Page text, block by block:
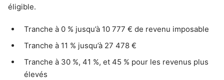
éligible.
Tranche à 0 % jusqu’à 10 777 € de revenu imposable
Tranche à 11 % jusqu’à 27 478 €
Tranche à 30 %, 41 %, et 45 % pour les revenus plus
élevés